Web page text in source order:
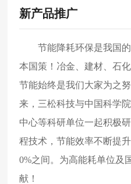
新产品推广
节能降耗环保是我国的
本国策！冶金、建材、石
节能始终是我们大家为之
来，三松科技与中国科学
中心等科研单位一起积极
程技术，节能效率不断提
0%之间。为高能耗单位及
献！